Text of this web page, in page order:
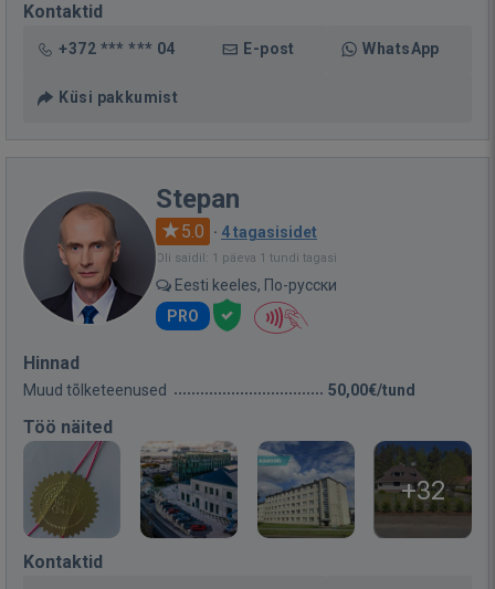
Kontaktid
+372 *** *** 04 E-post WhatsApp
Küsi pakkumist
Stepan
5.0 · 4 tagasisidet
Oli saidil: 1 päeva 1 tundi tagasi
Eesti keeles, По-русски
PRO
Hinnad
Muud tõlketeenused 50,00€/tund
Töö näited
+32
Kontaktid